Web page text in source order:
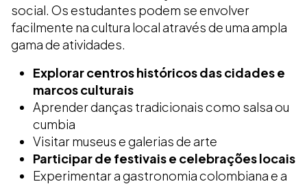
social. Os estudantes podem se envolver
facilmente na cultura local através de uma ampla
gama de atividades.
Explorar centros históricos das cidades e
marcos culturais
Aprender danças tradicionais como salsa ou
cumbia
Visitar museus e galerias de arte
Participar de festivais e celebrações locais
Experimentar a gastronomia colombiana e a